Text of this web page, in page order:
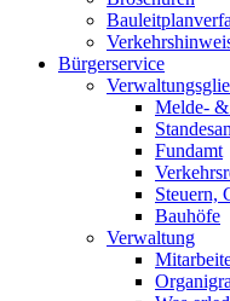
Bürgerservice
Melde- &
Fundamt
Steuern,
Bauhöfe
Verwaltung